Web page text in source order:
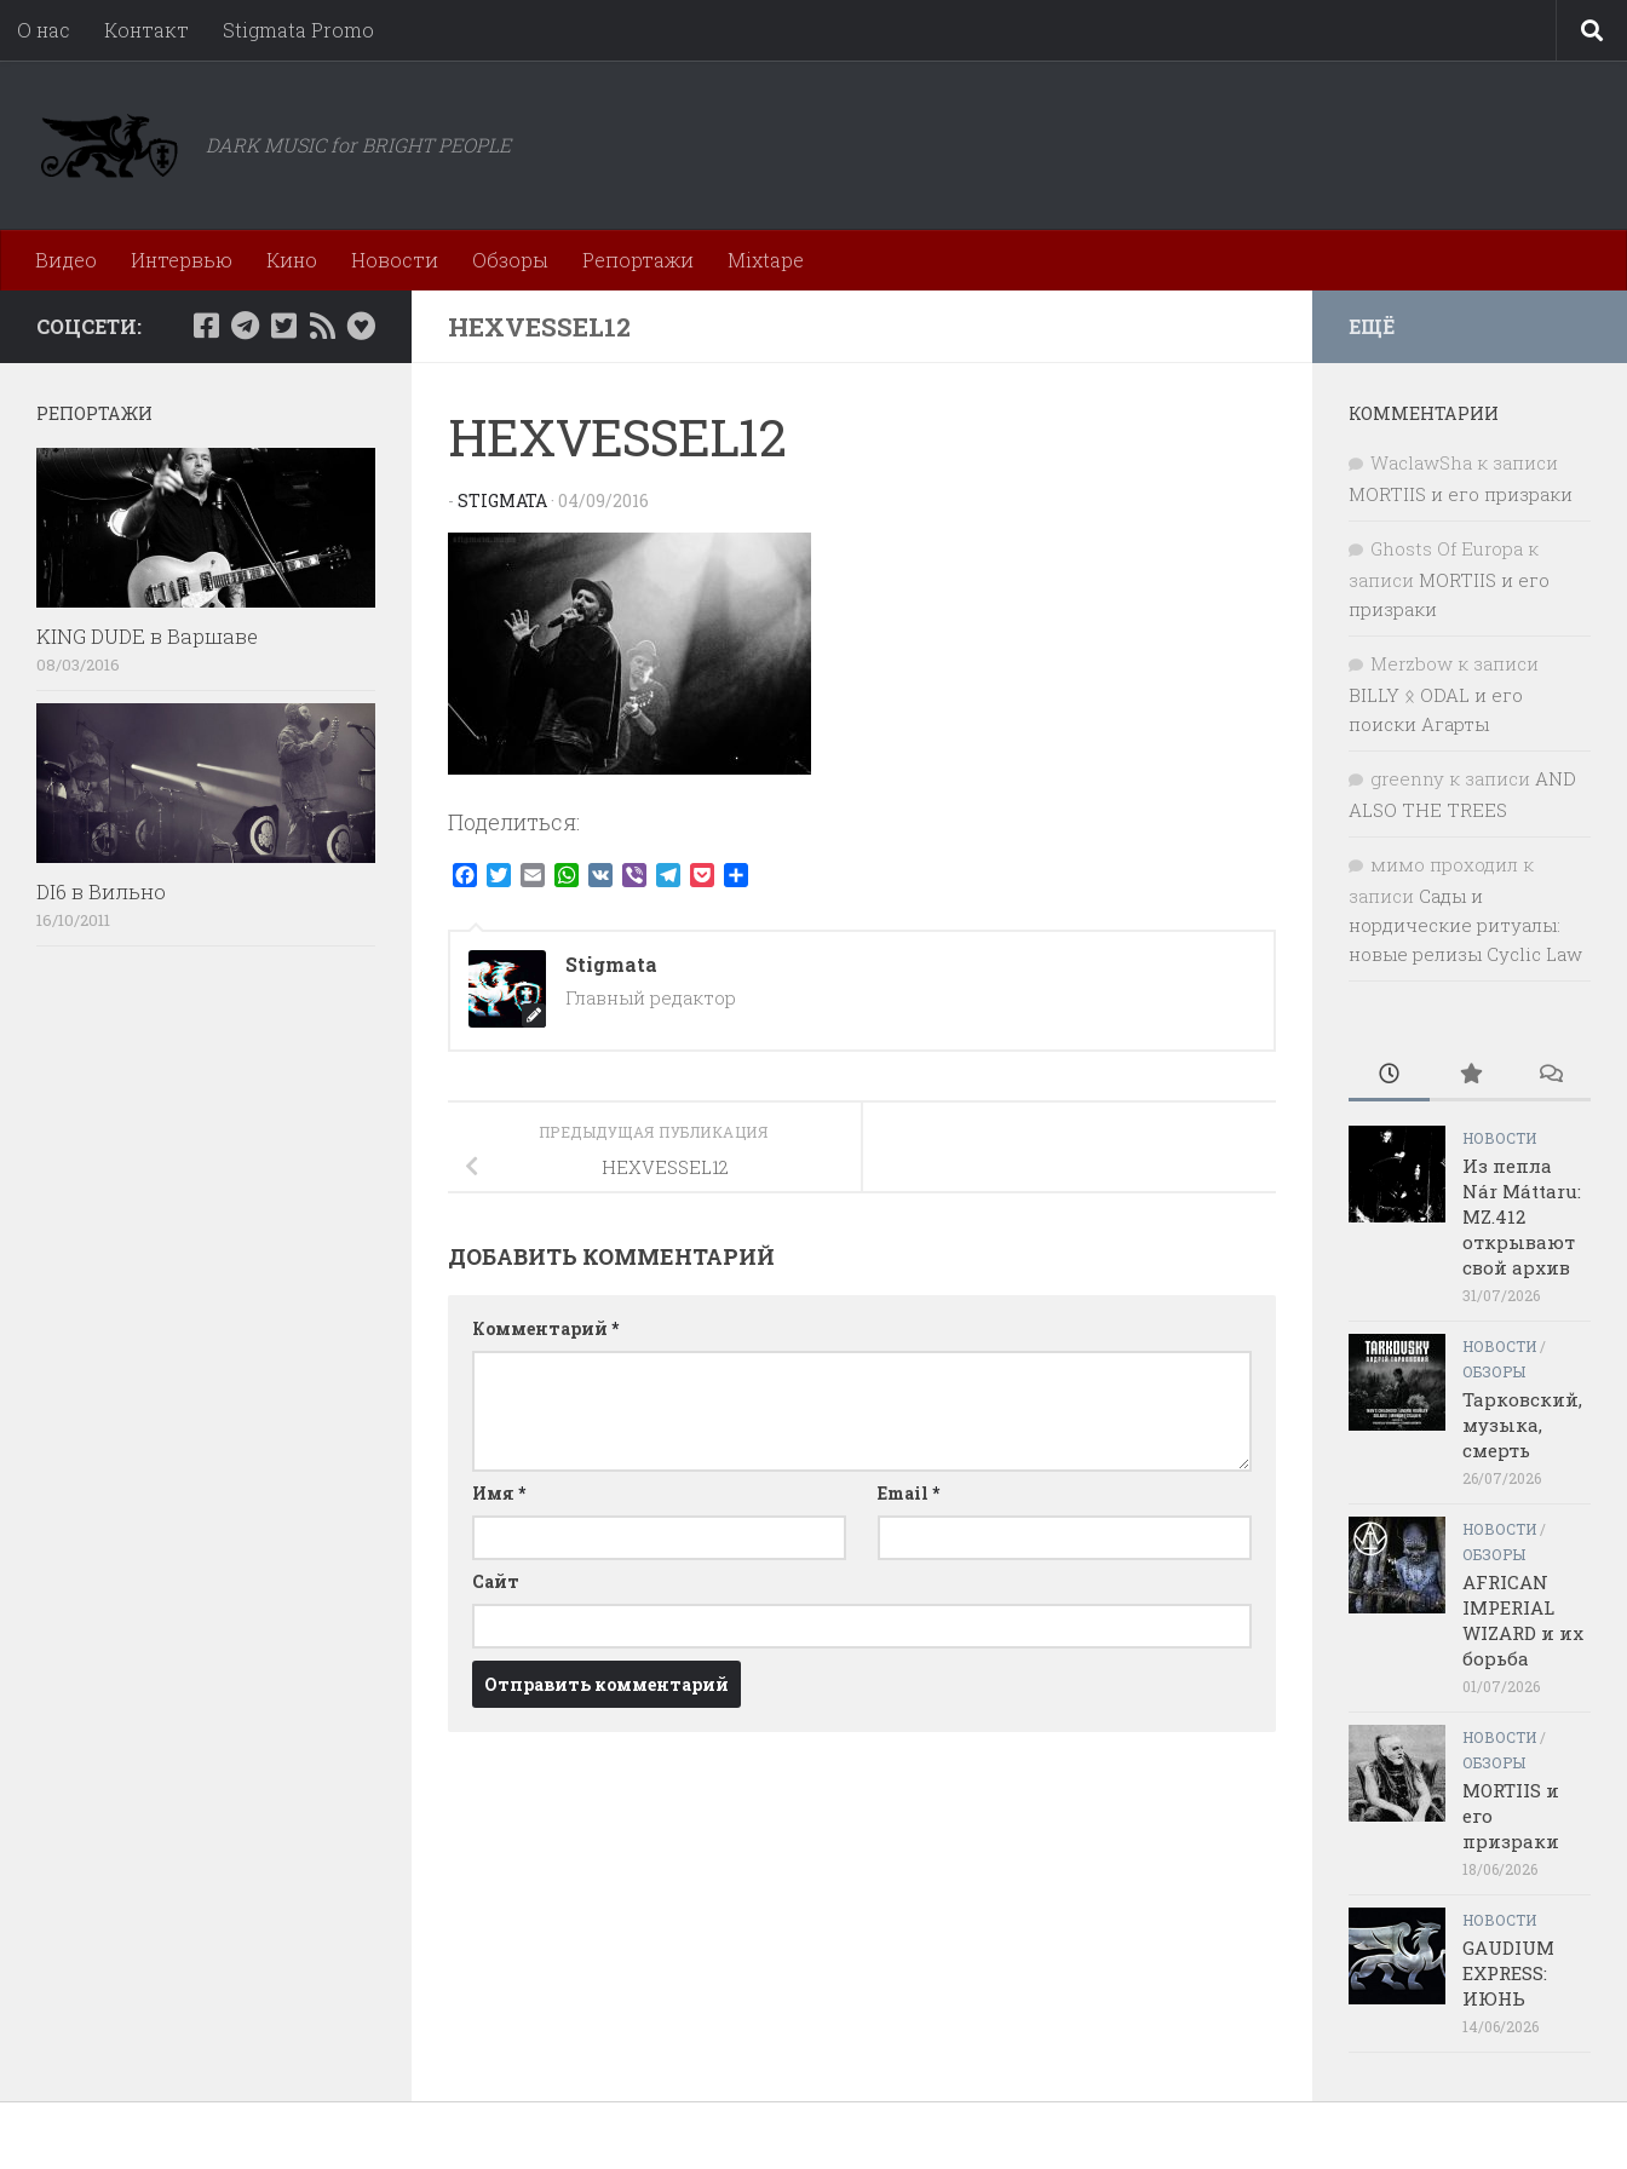
Перейти к содержимому
О нас Контакт Stigmata Promo
DARK MUSIC for BRIGHT PEOPLE
Видео Интервью Кино Новости Обзоры Репортажи Mixtape
HEXVESSEL12
HEXVESSEL12
- STIGMATA · 04/09/2016
Поделиться:
Facebook
TwitterEmailWhatsApp
VK ViberTelegram
Pocket
Stigmata
Главный редактор
ПРЕДЫДУЩАЯ ПУБЛИКАЦИЯ
HEXVESSEL12
ДОБАВИТЬ КОММЕНТАРИЙ
Комментарий *
Имя * Email *
Сайт
СОЦСЕТИ:
РЕПОРТАЖИ
KING DUDE в Варшаве
08/03/2016
DI6 в Вильно
16/10/2011
ЕЩЁ
КОММЕНТАРИИ
WaclawSha к записи
MORTIIS и его призраки
Ghosts Of Europa к
записи MORTIIS и его
призраки
Merzbow к записи
BILLY ᛟ ODAL и его
поиски Агарты
greenny к записи AND
ALSO THE TREES
мимо проходил к
записи Сады и
нордические ритуалы:
новые релизы Cyclic Law
НОВОСТИ
Из пепла
Nár Máttaru:
MZ.412
открывают
свой архив
31/07/2026
НОВОСТИ /
ОБЗОРЫ
Тарковский,
музыка,
смерть
26/07/2026
НОВОСТИ /
ОБЗОРЫ
AFRICAN
IMPERIAL
WIZARD и их
борьба
01/07/2026
НОВОСТИ /
ОБЗОРЫ
MORTIIS и
его
призраки
18/06/2026
НОВОСТИ
GAUDIUM
EXPRESS:
ИЮНЬ
14/06/2026